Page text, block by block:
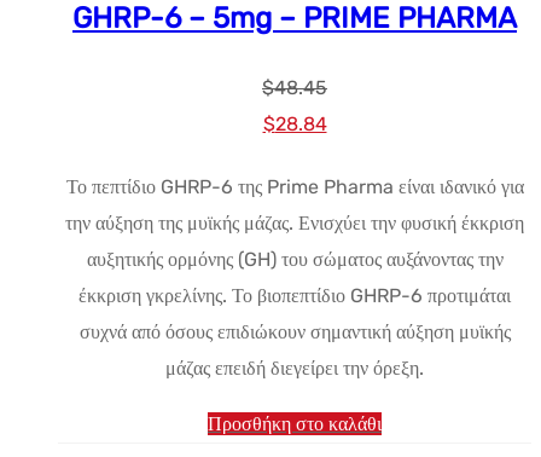
GHRP-6 – 5mg – PRIME PHARMA
$48.45
Αρχική
$48.45.
$28.84Η
τιμή
είναι:
$28.84.
Το πεπτίδιο GHRP-6 της Prime Pharma είναι ιδανικό για
την αύξηση της μυϊκής μάζας. Ενισχύει την φυσική έκκριση
αυξητικής ορμόνης (GH) του σώματος αυξάνοντας την
έκκριση γκρελίνης. Το βιοπεπτίδιο GHRP-6 προτιμάται
συχνά από όσους επιδιώκουν σημαντική αύξηση μυϊκής
μάζας επειδή διεγείρει την όρεξη.
Προσθήκη στο καλάθι